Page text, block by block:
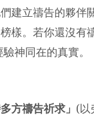
建立禱告的夥
樣。若你還沒
神同在的真實。
方禱告祈求」 (以